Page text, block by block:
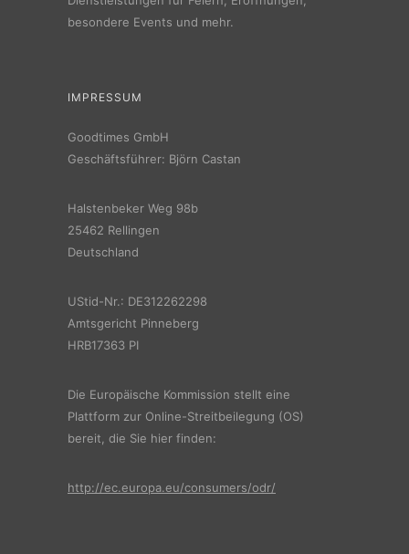
besondere Events und mehr.
IMPRESSUM
Goodtimes GmbH
Geschäftsführer: Björn Castan
Halstenbeker Weg 98b
25462 Rellingen
Deutschland
UStid-Nr.: DE312262298
Amtsgericht Pinneberg
HRB17363 PI
Die Europäische Kommission stellt eine
Plattform zur Online-Streitbeilegung (OS)
bereit, die Sie hier finden:
http://ec.europa.eu/consumers/odr/